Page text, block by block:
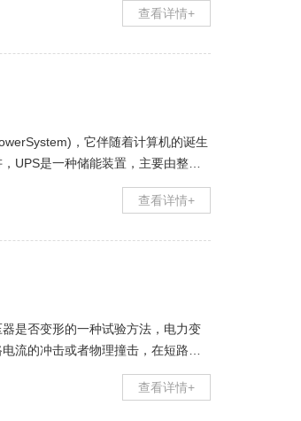
查看详情+
，它伴随着计算机的诞生
UPS是一种储能装置，主要由整流
查看详情+
是否变形的一种试验方法，电力变
流的冲击或者物理撞击，在短路电
致绕组会局部扭曲、鼓包或
查看详情+